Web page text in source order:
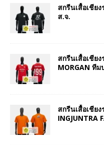
สกรีนเสื้อเชีย
ส.จ.
สกรีนเสื้อเชีย
MORGAN ที
สกรีนเสื้อเชีย
INGJUNTRA